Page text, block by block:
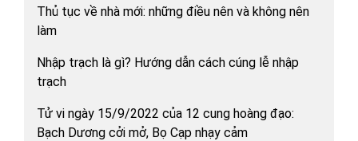
Thủ tục về nhà mới: những điều nên và không nên
làm
Nhập trạch là gì? Hướng dẫn cách cúng lễ nhập
trạch
Tử vi ngày 15/9/2022 của 12 cung hoàng đạo:
Bạch Dương cởi mở, Bọ Cạp nhạy cảm